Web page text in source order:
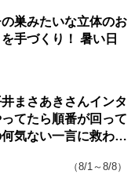
巣みたいな立体のお
手づくり！ 暑い日
まさあきさんインタ
てたら順番が回って
気ない一言に救われ
（8/1～8/8）